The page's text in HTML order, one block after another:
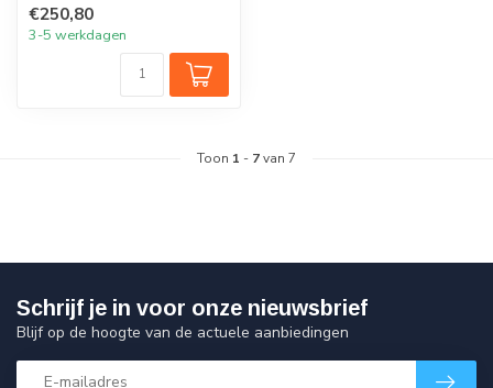
standaard PVC op...
€250,80
3-5 werkdagen
Toon 1 - 7van 7
Schrijf je in voor onze nieuwsbrief
Blijf op de hoogte van de actuele aanbiedingen